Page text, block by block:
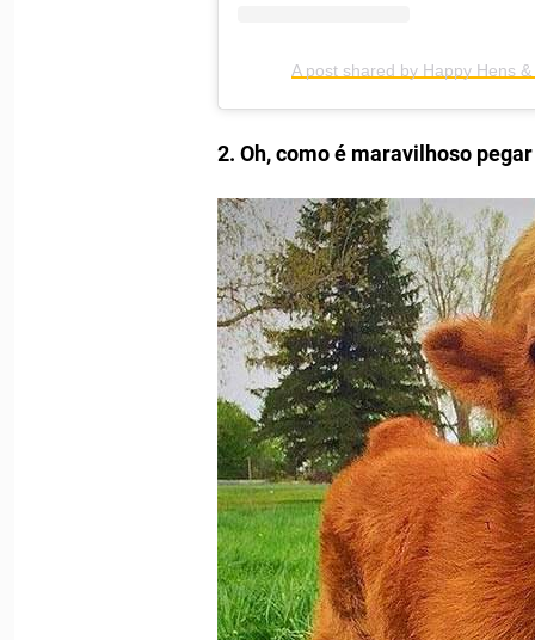
A post shared by Happy Hens
2. Oh, como é maravilhoso